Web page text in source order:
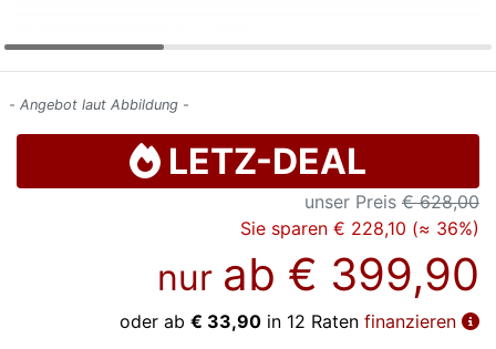
- Angebot laut Abbildung -
LETZ-DEAL
unser Preis € 628,00
Sie sparen € 228,10 (≈ 36%)
nur ab € 399,90
oder ab € 33,90 in 12 Raten finanzieren
Deals